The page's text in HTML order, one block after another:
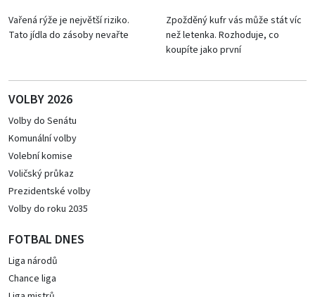
Vařená rýže je největší riziko.
Tato jídla do zásoby nevařte
Zpožděný kufr vás může stát víc
než letenka. Rozhoduje, co
koupíte jako první
VOLBY 2026
Volby do Senátu
Komunální volby
Volební komise
Voličský průkaz
Prezidentské volby
Volby do roku 2035
FOTBAL DNES
Liga národů
Chance liga